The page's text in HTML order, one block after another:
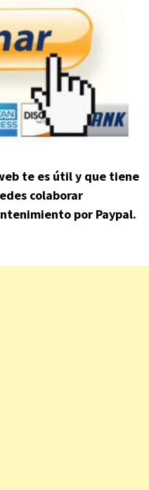
te es útil y que tiene
colaborar
por Paypal.